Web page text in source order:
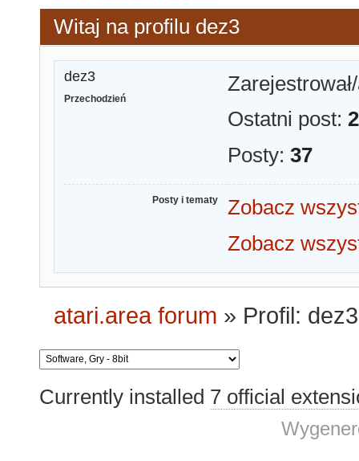
Witaj na profilu dez3
dez3
Przechodzień
Ostatni post:
Posty: 37
Posty i tematy
Zobacz
Zobacz
atari.area forum » Profil: dez3
Currently installed 7 official